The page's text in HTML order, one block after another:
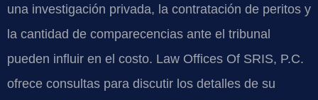
una investigación privada, la contratación de peritos y
la cantidad de comparecencias ante el tribunal
pueden influir en el costo. Law Offices Of SRIS, P.C.
ofrece consultas para discutir los detalles de su